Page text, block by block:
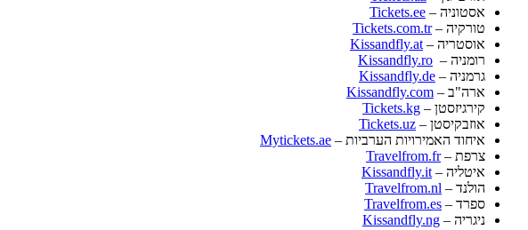
אסטוניה – Tickets.ee
טורקיה –Tickets.com.tr
אוסטריה – Kissandfly.at
רומניה – Kissandfly.ro
גרמניה – Kissandfly.de
ארה"ב – Kissandfly.com
קירגיזסטן – Tickets.kg
אוזבקיסטן – Tickets.uz
איחוד האמירויות הערביות – Mytickets.ae
צרפת –Travelfrom.fr
איטליה – Kissandfly.it
הולנד – Travelfrom.nl
ספרד – Travelfrom.es
ניגריה – Kissandfly.ng